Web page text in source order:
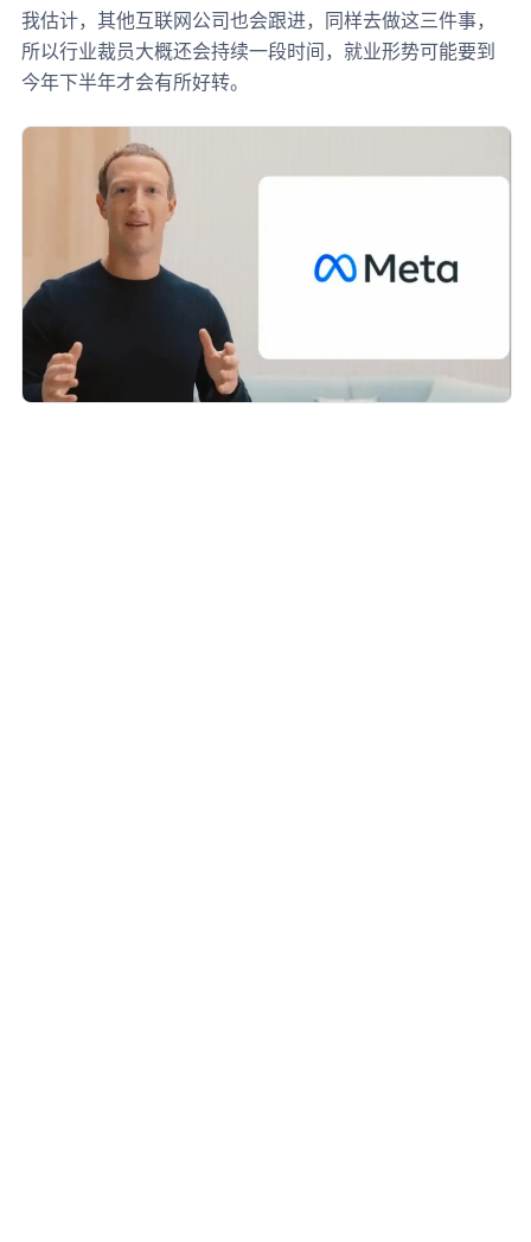
我估计，其他互联网公司也会跟进，同样去做这三件事，
所以行业裁员大概还会持续一段时间，就业形势可能要到
今年下半年才会有所好转。